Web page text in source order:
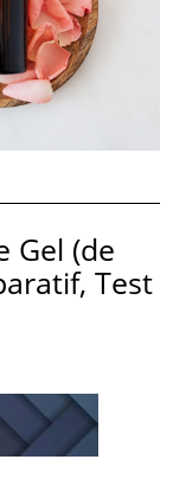
Gel (de
Test